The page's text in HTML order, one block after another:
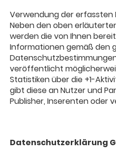
Verwendung der erfassten
Neben den oben
werden die von Ihnen
Informationen gemäß den
veröffentlicht
Statistiken über die +1-
gibt diese an Nutzer und
Publisher, Inserenten oder
Datenschutzerklärung